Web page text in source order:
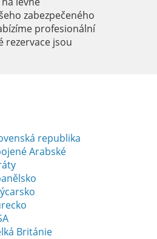
zabezpečeného
profesionální
rezervace jsou
republika
Arabské
Británie